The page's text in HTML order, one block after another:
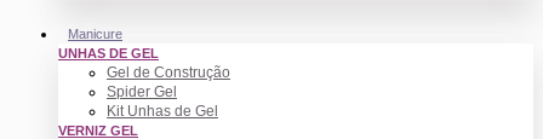
Manicure
UNHAS DE GEL
Gel de Construção
Spider Gel
Kit Unhas de Gel
VERNIZ GEL